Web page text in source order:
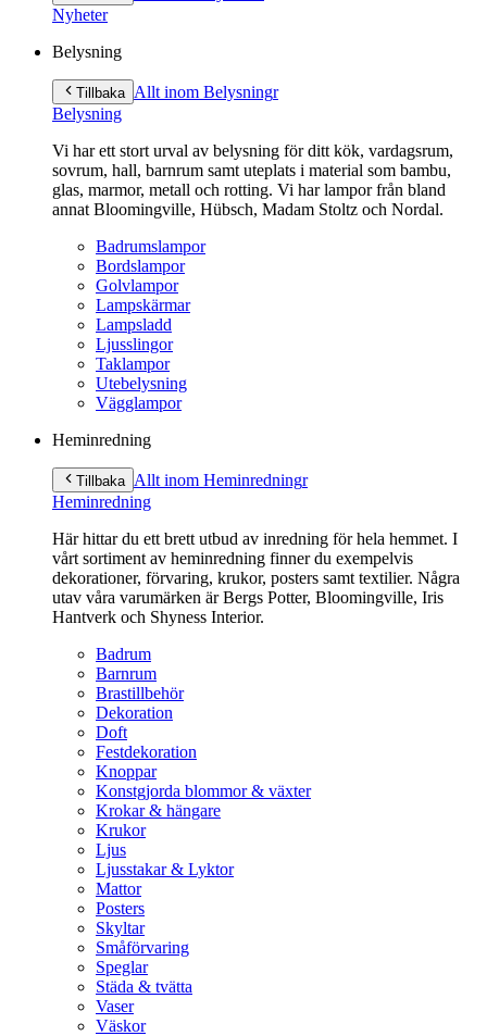
innehållNyheter
Belysning
Tillbaka Allt inom Belysningr
Belysning
Vi har ett stort urval av belysning för ditt kök, vardagsrum,
sovrum, hall, barnrum samt uteplats i material som bambu,
glas, marmor, metall och rotting. Vi har lampor från bland
annat Bloomingville, Hübsch, Madam Stoltz och Nordal.
Badrumslampor
Bordslampor
Golvlampor
Lampskärmar
Lampsladd
Ljusslingor
Taklampor
Utebelysning
Vägglampor
Heminredning
Tillbaka Allt inom Heminredningr
Heminredning
Här hittar du ett brett utbud av inredning för hela hemmet. I
vårt sortiment av heminredning finner du exempelvis
dekorationer, förvaring, krukor, posters samt textilier. Några
utav våra varumärken är Bergs Potter, Bloomingville, Iris
Hantverk och Shyness Interior.
Badrum
Barnrum
Brastillbehör
Dekoration
Doft
Festdekoration
Knoppar
Konstgjorda blommor & växter
Krokar & hängare
Krukor
Ljus
Ljusstakar & Lyktor
Mattor
Posters
Skyltar
Småförvaring
Speglar
Städa & tvätta
Vaser
Väskor